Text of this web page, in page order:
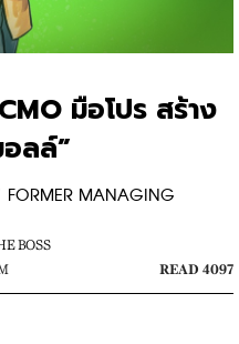
มือโปร สร้าง
ลล์”
MANAGING
BOSS
READ 4097